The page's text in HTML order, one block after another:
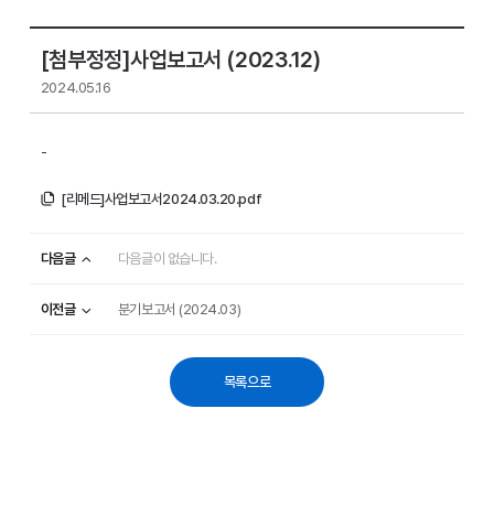
[첨부정정]사업보고서 (2023.12)
2024.05.16
-
[리메드]사업보고서2024.03.20.pdf
다음글 다음글이 없습니다.
이전글 분기보고서 (2024.03)
목록으로